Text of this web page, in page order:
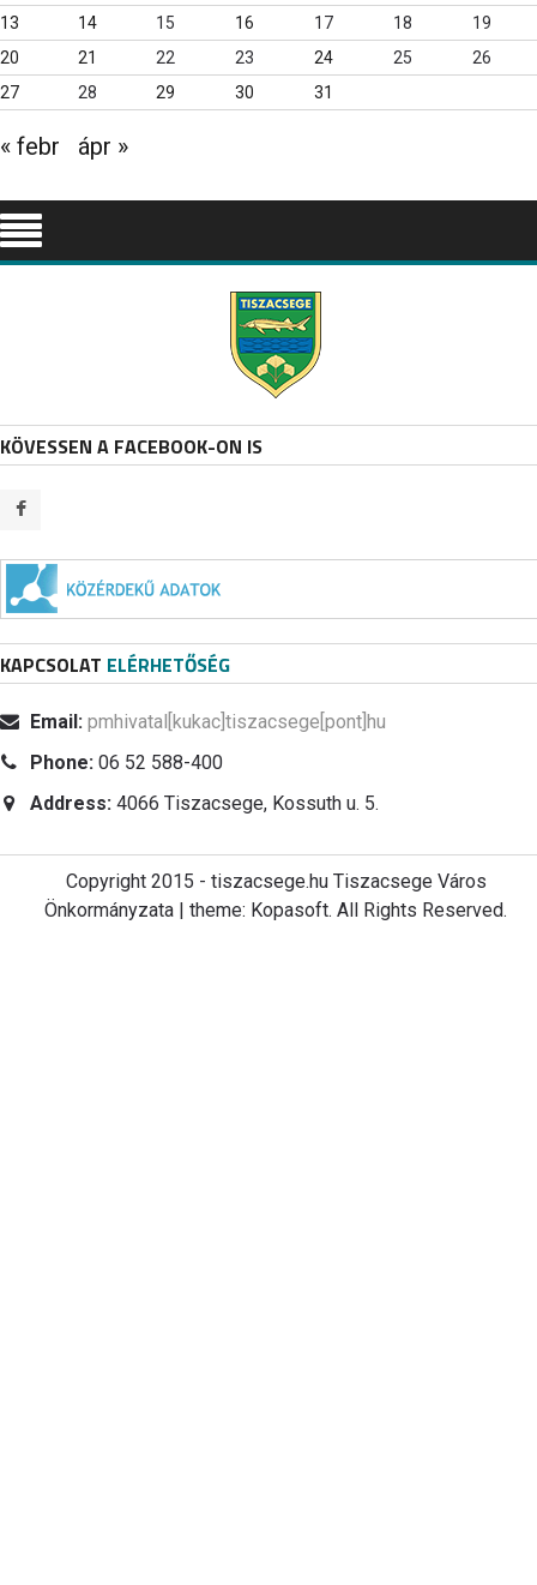
13
14 15 16 17 18
19
20
21 22 23 24 25
26
27
28 29 30 31
« febr ápr »
KÖVESSEN A FACEBOOK-ON IS
KAPCSOLAT ELÉRHETŐSÉG
Email: pmhivatal[kukac]tiszacsege[pont]hu
Phone: 06 52 588-400
Address: 4066 Tiszacsege, Kossuth u. 5.
Copyright 2015 - tiszacsege.hu Tiszacsege Város
Önkormányzata | theme: Kopasoft. All Rights Reserved.